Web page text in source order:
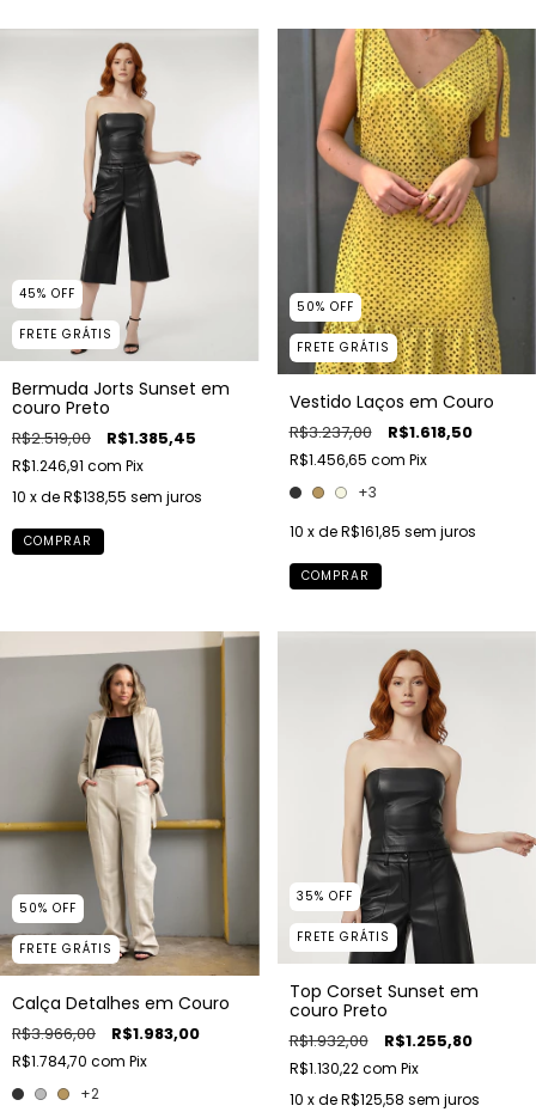
45% OFF
FRETE GRÁTIS
Bermuda Jorts Sunset em
couro Preto
R$2.519,00 R$1.385,45
R$1.246,91 com Pix
10 x deR$138,55 sem juros
COMPRAR
50% OFF
FRETE GRÁTIS
Vestido Laços em Couro
R$3.237,00 R$1.618,50
R$1.456,65 com Pix
+3
10 x deR$161,85 sem juros
COMPRAR
50% OFF
FRETE GRÁTIS
Calça Detalhes em Couro
R$3.966,00 R$1.983,00
R$1.784,70 com Pix
+2
35% OFF
FRETE GRÁTIS
Top Corset Sunset em
couro Preto
R$1.932,00 R$1.255,80
R$1.130,22com Pix
10 x deR$125,58 sem juros